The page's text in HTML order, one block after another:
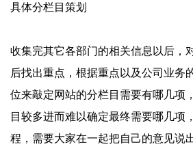
具体分栏目策划
收集完其它各部门的相关信息以后，
后找出重点，根据重点以及公司业务
位来敲定网站的分栏目需要有哪几项
目较多进而难以确定最终需要哪几项
程，需要大家在一起把自己的意见说